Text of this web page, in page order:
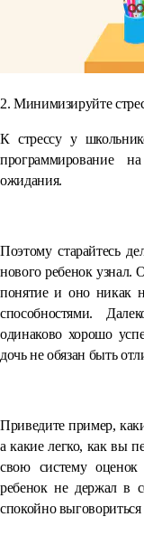
2. Минимизируйте
К стрессу у
программирование
ожидания.
Поэтому старайтесь
нового ребенок узнал.
понятие и оно никак
способностями.
одинаково хорошо
дочь не обязан быть
Приведите пример,
а какие легко, как вы
свою систему
ребенок не держал в
спокойно